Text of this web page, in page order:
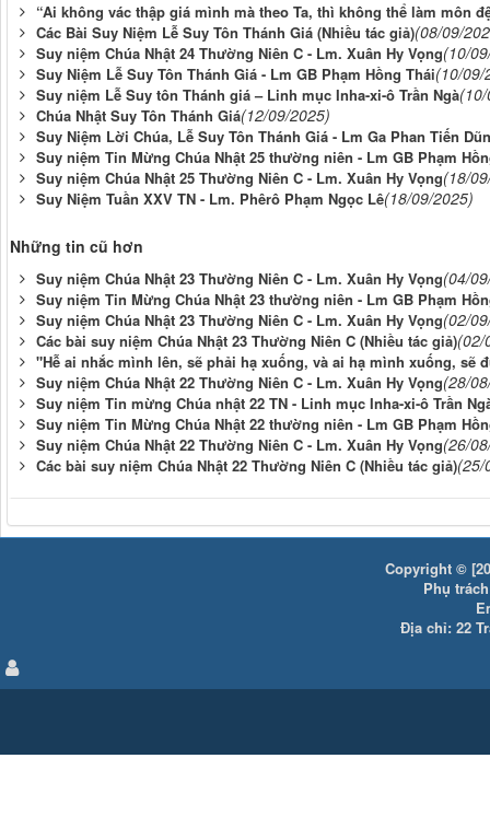
“Ai không vác thập giá mình mà theo Ta, thì không thể làm môn
Các Bài Suy Niệm Lễ Suy Tôn Thánh Giá (Nhiều tác giả)(08/09/
Suy niệm Chúa Nhật 24 Thường Niên C - Lm. Xuân Hy Vọng(10/
Suy Niệm Lễ Suy Tôn Thánh Giá - Lm GB Phạm Hồng Thái(10/09/
Suy niệm Lễ Suy tôn Thánh giá – Linh mục Inha-xi-ô Trần Ngà
Chúa Nhật Suy Tôn Thánh Giá(12/09/2025)
Suy Niệm Lời Chúa, Lễ Suy Tôn Thánh Giá - Lm Ga Phan Tiến
Suy niệm Tin Mừng Chúa Nhật 25 thường niên - Lm GB Phạm
Suy niệm Chúa Nhật 25 Thường Niên C - Lm. Xuân Hy Vọng(18/
Suy Niệm Tuần XXV TN - Lm. Phêrô Phạm Ngọc Lê(18/09/2025)
Những tin cũ hơn
Suy niệm Chúa Nhật 23 Thường Niên C - Lm. Xuân Hy Vọng(04/
Suy niệm Tin Mừng Chúa Nhật 23 thường niên - Lm GB Phạm
Suy niệm Chúa Nhật 23 Thường Niên C - Lm. Xuân Hy Vọng(02/
Các bài suy niệm Chúa Nhật 23 Thường Niên C (Nhiều tác giả)(02/
"Hễ ai nhắc mình lên, sẽ phải hạ xuống, và ai hạ mình xuống, sẽ
Suy niệm Chúa Nhật 22 Thường Niên C - Lm. Xuân Hy Vọng(28/
Suy niệm Tin mừng Chúa nhật 22 TN - Linh mục Inha-xi-ô Trần
Suy niệm Tin Mừng Chúa Nhật 22 thường niên - Lm GB Phạm
Suy niệm Chúa Nhật 22 Thường Niên C - Lm. Xuân Hy Vọng(26/
Các bài suy niệm Chúa Nhật 22 Thường Niên C (Nhiều tác giả)(25/
Copyright ©
Phụ
Địa chỉ: 22